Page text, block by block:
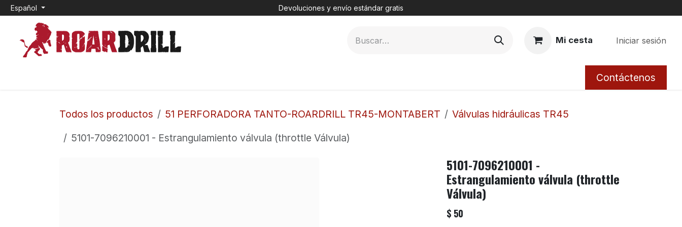
Ir al contenido
Español Devoluciones y envío estándar gratis
Mi cesta Iniciar sesión
Contáctenos
Todos los productos 51 PERFORADORA TANTO-ROARDRILL TR45-MONTABERT
Válvulas hidráulicas TR45
5101-7096210001 - Estrangulamiento válvula (throttle Válvula)
5101-7096210001 -
Estrangulamiento válvula (throttle
Válvula)
$ 50